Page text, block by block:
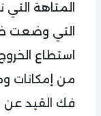
المتاهة
التي وضعت
استطاع
من إمكانات
فك القيد عن